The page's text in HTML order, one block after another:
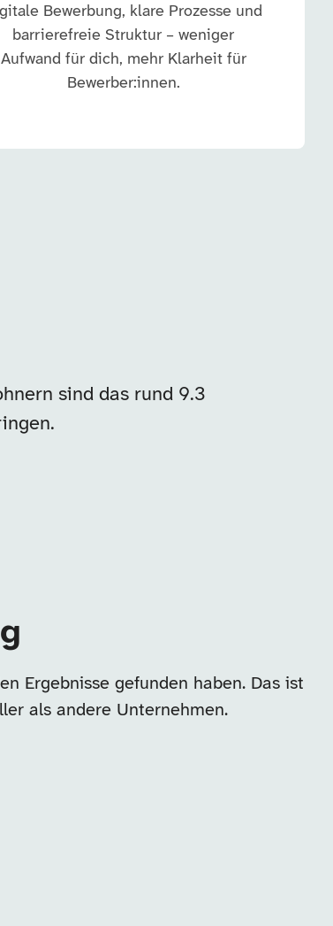
Bewerbung, klare Prozesse und
barrierefreie Struktur – weniger
Aufwand für dich, mehr Klarheit für
Bewerber:innen.
sind das rund 9.3
Ergebnisse gefunden haben. Das ist
als andere Unternehmen.